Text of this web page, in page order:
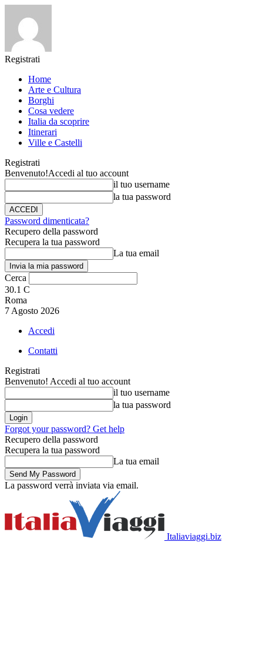
Registrati
Home
Arte e Cultura
Borghi
Cosa vedere
Italia da scoprire
Itinerari
Ville e Castelli
Registrati
Benvenuto!Accedi al tuo account
il tuo username
la tua password
Password dimenticata?
Recupero della password
Recupera la tua password
La tua email
Cerca
30.1 C
Roma
7 Agosto 2026
Accedi
Contatti
Registrati
Benvenuto! Accedi al tuo account
il tuo username
la tua password
Forgot your password? Get help
Recupero della password
Recupera la tua password
La tua email
La password verrà inviata via email.
Italiaviaggi.biz